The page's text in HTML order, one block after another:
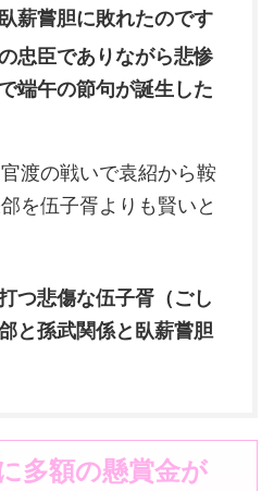
薪嘗胆に敗れたのです
忠臣でありながら悲惨
端午の節句が誕生した
渡の戦いで袁紹から鞍
を伍子胥よりも賢いと
つ悲傷な伍子胥（ごし
と孫武関係と臥薪嘗胆
多額の懸賞金が